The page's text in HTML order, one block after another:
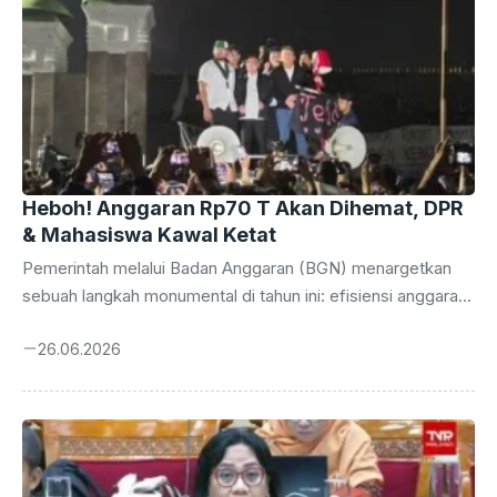
Heboh! Anggaran Rp70 T Akan Dihemat, DPR
& Mahasiswa Kawal Ketat
Pemerintah melalui Badan Anggaran (BGN) menargetkan
sebuah langkah monumental di tahun ini: efisiensi anggaran
(MBG) diproyeksikan mampu menekan pengeluaran hingga
mengawali gelombang reformasi pengelolaan keuangan
negara. Keberhasilan program ini diharapkan tidak hanya
meringankan beban fiskal, tetapi juga membuka ruang lebih
26.06.2026